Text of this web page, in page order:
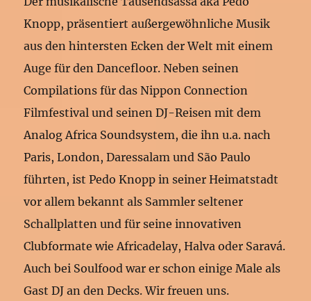
Knopp, präsentiert außergewöhnliche Musik
aus den hintersten Ecken der Welt mit einem
Auge für den Dancefloor. Neben seinen
Compilations für das Nippon Connection
Filmfestival und seinen DJ-Reisen mit dem
Analog Africa Soundsystem, die ihn u.a. nach
Paris, London, Daressalam und São Paulo
führten, ist Pedo Knopp in seiner Heimatstadt
vor allem bekannt als Sammler seltener
Schallplatten und für seine innovativen
Clubformate wie Africadelay, Halva oder Saravá.
Auch bei Soulfood war er schon einige Male als
Gast DJ an den Decks. Wir freuen uns.